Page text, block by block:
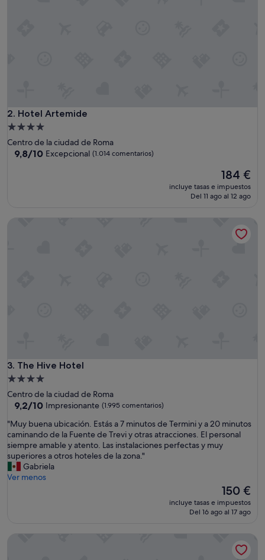
2. Hotel Artemide
Hotel Artemide
Alojamiento
de
4.0 estrellas
Centro de la ciudad de Roma
9.8
9,8/10 Excepcional (1.014 comentarios)
El
precio
actual
184 €
incluye tasas e impuestos
Del 11 ago al 12 ago
3. The Hive Hotel
The Hive Hotel
Alojamiento
de
4.0 estrellas
Centro de la ciudad de Roma
9.2
10,
Impresionante,
(1.995 comentarios)
9,2/10 Impresionante (1.995 comentarios)
"
M
u
y
u
"Muy buena ubicación. Estás a 7 minutos de Termini y a 20 minutos
caminando de la Fuente de Trevi y otras atracciones. El personal
siempre amable y atento. Las instalaciones perfectas y muy
superiores a otros hoteles de la zona."
Gabriela
Ver menos
El
precio
actual
150 €
incluye tasas e impuestos
Del 16 ago al 17 ago